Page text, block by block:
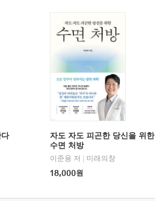
자도 자도 피곤한 당신을 위한
수면 처방
이준용 저
미래의창
18,000원